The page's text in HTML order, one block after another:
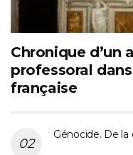
Chronique d’un
professoral
française
Génocide. De